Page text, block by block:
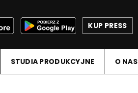
KUP PRESS
STUDIA PRODUKCYJNE O NAS